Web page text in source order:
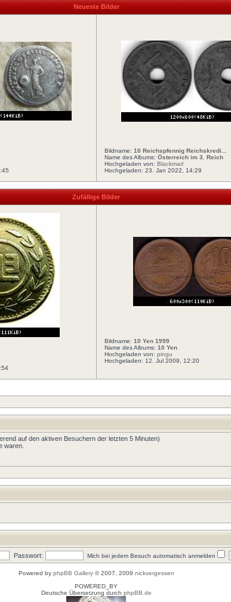
Neueste Bilder
Bildname: 10 Reichspfennig Reichskredi...
Name des Albums: Österreich im 3. Reich
Hochgeladen von: Blackmarl
Hochgeladen: 23. Jan 2022, 14:29
Zufällige Bilder
Bildname: 10 Yen 1999
Name des Albums: 10 Yen
Hochgeladen von: pingu
Hochgeladen: 12. Jul 2009, 12:20
auf den aktiven Besuchern der letzten 5 Minuten)
waren.
Passwort: Mich bei jedem Besuch automatisch anmelden
Powered by phpBB Gallery© 2007, 2009 nickvergessen
POWERED_BY
Deutsche Übersetzung durch phpBB.de